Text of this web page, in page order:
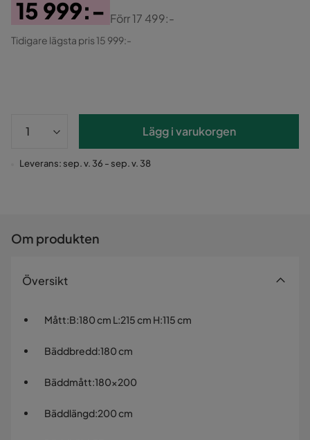
Pris
15 999:-
Original
Förr17 499:-
Tidigare lägsta pris 15 999:-
Lägg i varukorgen
Leverans: sep. v. 36 - sep. v. 38
Om produkten
Översikt
Mått:B:180 cm L:215 cm H:115 cm
Bäddbredd:180 cm
Bäddmått:180x200
Bäddlängd:200 cm